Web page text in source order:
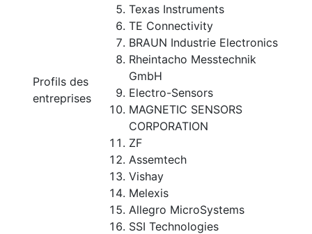
Profils des
entreprises
Texas Instruments
TE Connectivity
BRAUN Industrie Electronics
Rheintacho Messtechnik
GmbH
Electro-Sensors
MAGNETIC SENSORS
CORPORATION
ZF
Assemtech
Vishay
Melexis
Allegro MicroSystems
SSI Technologies